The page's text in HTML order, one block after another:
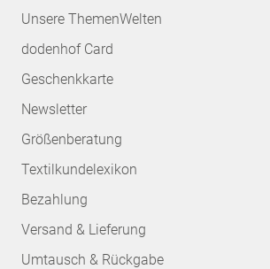
Unsere ThemenWelten
dodenhof Card
Geschenkkarte
Newsletter
Größenberatung
Textilkundelexikon
Bezahlung
Versand & Lieferung
Umtausch & Rückgabe